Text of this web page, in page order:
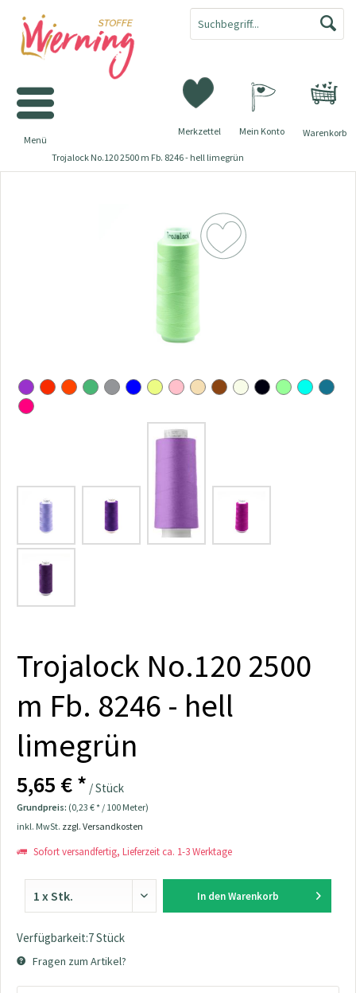
Warenkorb
Merkzettel Mein Konto
Menü
Trojalock No.120 2500 m Fb. 8246 - hell limegrün
Trojalock No.120 2500
m Fb. 8246 - hell
limegrün
5,65 € * / Stück
Grundpreis: (0,23 € * / 100 Meter)
inkl. MwSt. zzgl. Versandkosten
Sofort versandfertig, Lieferzeit ca. 1-3 Werktage
In den Warenkorb
Verfügbarkeit:7 Stück
Fragen zum Artikel?